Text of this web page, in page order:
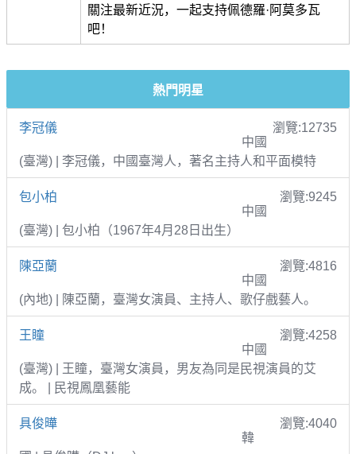
關注最新近況，一起支持佩德羅·阿莫多瓦
吧！
熱門明星
李冠儀
瀏覽:12735
中國
(臺灣) | 李冠儀，中國臺灣人，著名主持人和平面模特
包小柏
瀏覽:9245
中國
(臺灣) | 包小柏（1967年4月28日出生）
陳亞蘭
瀏覽:4816
中國
(內地) | 陳亞蘭，臺灣女演員、主持人、歌仔戲藝人。
王瞳
瀏覽:4258
中國
(臺灣) | 王瞳，臺灣女演員，男友為同是民視演員的艾
成。 | 民視鳳凰藝能
具俊曄
瀏覽:4040
韓